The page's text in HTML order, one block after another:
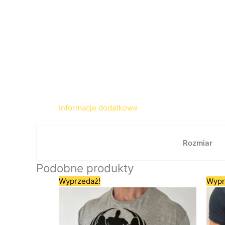
Informacje dodatkowe
Rozmiar
Podobne produkty
Wyprzedaż!Pierwotna
cena
wynosiła:
80,00 zł.
cena
wynosi:
59,00 zł.
Ten
produkt
ma
wiele